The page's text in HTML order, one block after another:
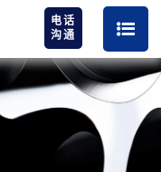
电话
沟通